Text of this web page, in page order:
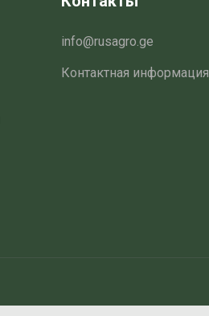
info@rusagro.ge
Контактная информация